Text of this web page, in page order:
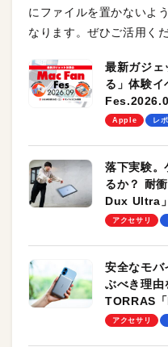
にファイルを置かないよ
なります。ぜひご活用くだ
最新ガジェ
る」体験
します！
Apple レ
落下実験
るか？ 耐
Dux Ultra
のモバイル
アクセサリ
安全なモバ
ぶべき理由
TORRAS
ーも
アクセサリ